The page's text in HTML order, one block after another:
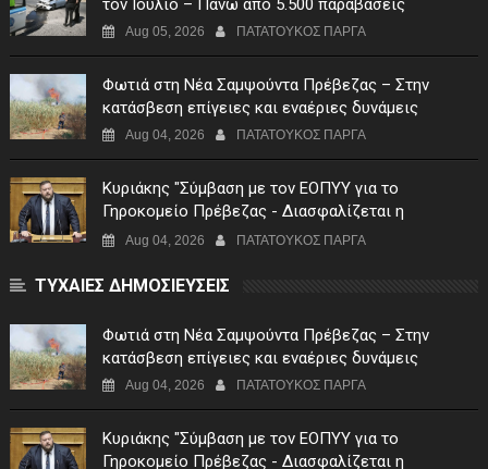
τον Ιούλιο – Πάνω από 5.500 παραβάσεις
Aug 05, 2026 ΠΑΤΑΤΟΥΚΟΣ ΠΑΡΓΑ
Φωτιά στη Νέα Σαμψούντα Πρέβεζας – Στην
κατάσβεση επίγειες και εναέριες δυνάμεις
Aug 04, 2026 ΠΑΤΑΤΟΥΚΟΣ ΠΑΡΓΑ
Κυριάκης "Σύμβαση με τον ΕΟΠΥΥ για το
Γηροκομείο Πρέβεζας - Διασφαλίζεται η
χρηματοδότηση της λειτουργίας του"
Aug 04, 2026 ΠΑΤΑΤΟΥΚΟΣ ΠΑΡΓΑ
ΤΥΧΑΙΕΣ ΔΗΜΟΣΙΕΥΣΕΙΣ
Φωτιά στη Νέα Σαμψούντα Πρέβεζας – Στην
κατάσβεση επίγειες και εναέριες δυνάμεις
Aug 04, 2026 ΠΑΤΑΤΟΥΚΟΣ ΠΑΡΓΑ
Κυριάκης "Σύμβαση με τον ΕΟΠΥΥ για το
Γηροκομείο Πρέβεζας - Διασφαλίζεται η